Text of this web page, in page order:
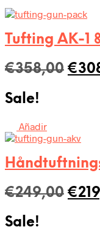
Tufting AK-1
€358,00 Den
€
Sale!
Añadir
€249,00 Den
€
Sale!